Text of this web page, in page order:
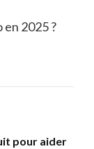
en 2025 ?
pour aider